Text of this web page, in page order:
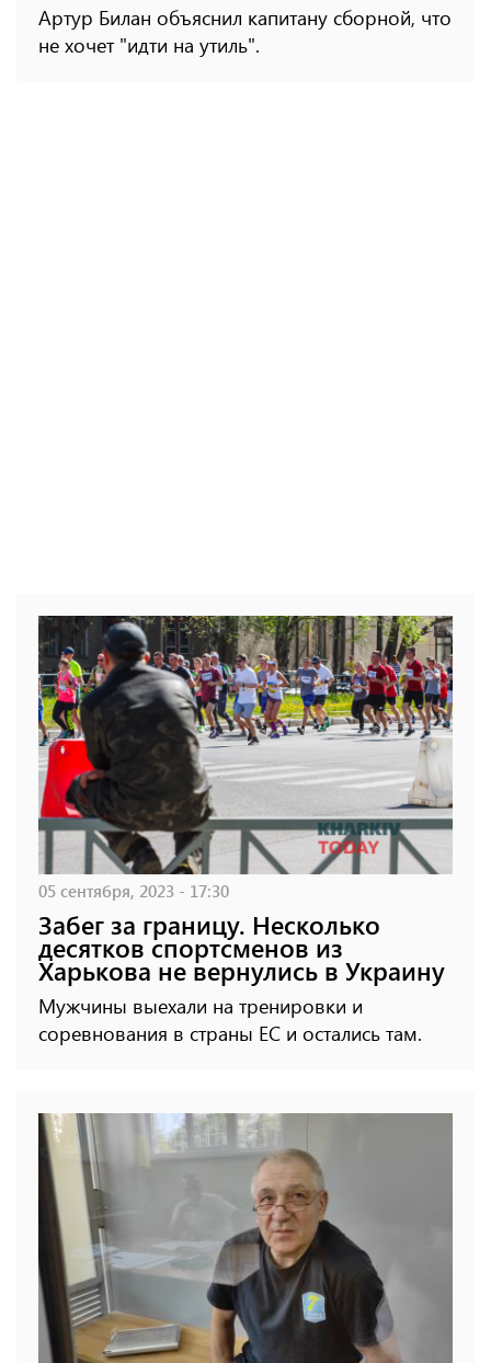
Артур Билан объяснил капитану сборной, что
не хочет "идти на утиль".
05 сентября, 2023 - 17:30
Забег за границу. Несколько
десятков спортсменов из
Харькова не вернулись в Украину
Мужчины выехали на тренировки и
соревнования в страны ЕС и остались там.